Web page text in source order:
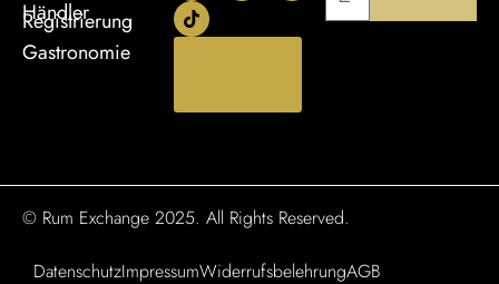
Händler
Registrierung
Gastronomie
© Rum Exchange 2025. All Rights Reserved.
DatenschutzImpressumWiderrufsbelehrungAGB